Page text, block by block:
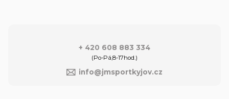
+ 420 608 883 334
(Po-Pá,8-17hod.)
info@jmsportkyjov.cz